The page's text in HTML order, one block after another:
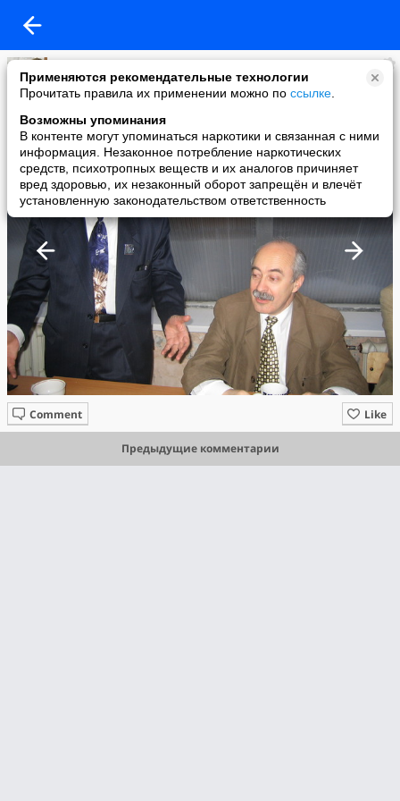
Применяются рекомендательные технологии
Прочитать правила их применении можно по ссылке
Возможны упоминания
В контенте могут упоминаться наркотики и связанная с ними
информация. Незаконное потребление наркотических
средств, психотропных веществ и их аналогов причиняет
вред здоровью, их незаконный оборот запрещён и влечёт
установленную законодательством ответственность
Тамара Миногина
added a photo
22 Jan в 00:02
Like
Comment
Предыдущие комментарии